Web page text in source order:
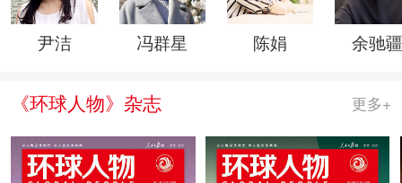
尹洁 冯群星 陈娟 余驰
《环球人物》杂志 更多+